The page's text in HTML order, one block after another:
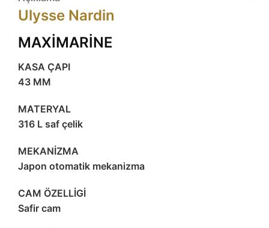
Ulysse Nardin
MAXİMARİNE
KASA ÇAPI
43 MM
MATERYAL
316 L saf çelik
MEKANİZMA
Japon otomatik mekanizma
CAM ÖZELLİGİ
Safir cam